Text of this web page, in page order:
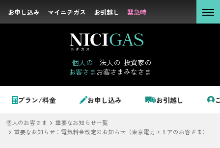
お申し込み マイニチガス お引越し 緊急時
個人の
お客さま
法人の
お客さま
投資家の
みなさま
プラン/料金 お申し込み お引越し
お申し込み マイニチガス お引越し 緊急時
個人のお客さま
LPガス＋でんき
お客さま
個人のお客さま
重要なお知らせ一覧
重要なお知らせ：電気料金改定のお知らせ（東京電力エリアのお客さま）